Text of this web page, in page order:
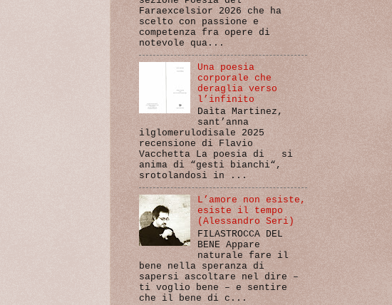
Faraexcelsior 2026 che ha
scelto con passione e
competenza fra opere di
notevole qua...
Una poesia
corporale che
deraglia verso
l’infinito
Daìta Martinez,
sant’anna
ilglomerulodisale 2025
recensione di Flavio
Vacchetta La poesia di si
anima di “gesti bianchi“,
srotolandosi in ...
L’amore non esiste,
esiste il tempo
(Alessandro Seri)
FILASTROCCA DEL
BENE Appare
naturale fare il
bene nella speranza di
sapersi ascoltare nel dire –
ti voglio bene – e sentire
che il bene di c...